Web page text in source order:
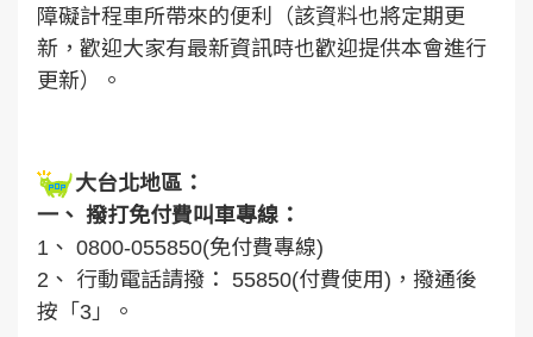
障礙計程車所帶來的便利（該資料也將定期更
新，歡迎大家有最新資訊時也歡迎提供本會進行
更新）。
大台北地區：
一、 撥打免付費叫車專線：
1、 0800-055850(免付費專線)
2、 行動電話請撥： 55850(付費使用)，撥通後
按「3」。